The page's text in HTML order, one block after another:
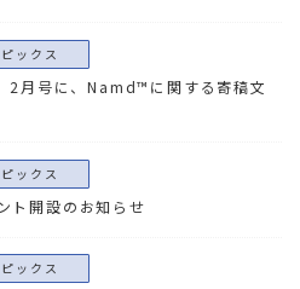
ピックス
2月号に、Namd™に関する寄稿文
ピックス
ト開設のお知らせ
ピックス